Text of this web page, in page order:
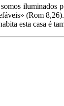
iluminados
(Rom
esta casa é